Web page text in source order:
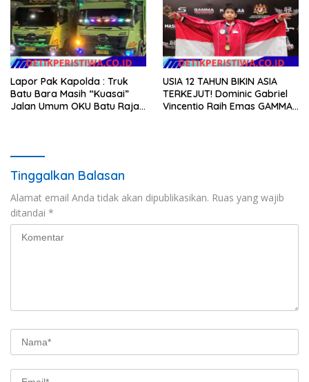
Lapor Pak Kapolda : Truk
Batu Bara Masih “Kuasai”
Jalan Umum OKU Batu Raja
USIA 12 TAHUN BIKIN ASIA
TERKEJUT! Dominic Gabriel
Vincentio Raih Emas GAMMA
Tinggalkan Balasan
Alamat email Anda tidak akan dipublikasikan. Ruas yang wajib
ditandai *